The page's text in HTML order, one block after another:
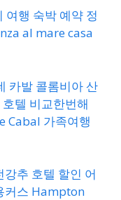
여행 숙박 예약 정
al mare casa
카발 콜롬비아 산
텔 비교한번해
Cabal 가족여행
강추 호텔 할인 어
커스 Hampton